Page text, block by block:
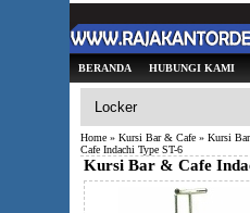
BERANDA HUBUNGI KAMI
Home » Kursi Bar & Cafe » Kursi
Cafe Indachi Type ST-6
Kursi Bar & Cafe